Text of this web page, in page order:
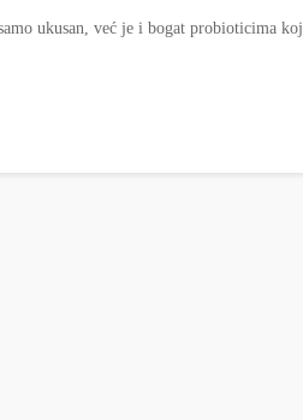
ukusan, već je i bogat probioticima